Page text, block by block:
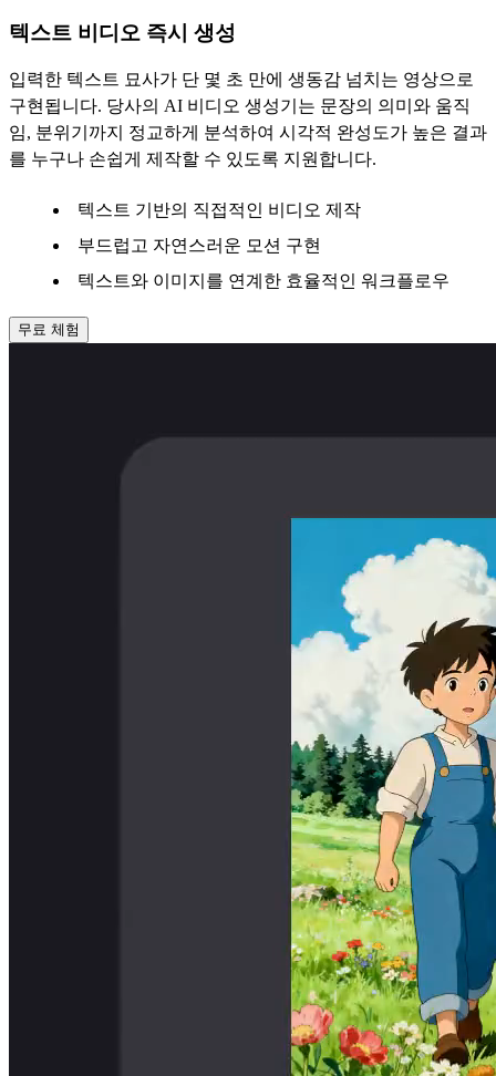
텍스트 비디오 즉시 생성
입력한 텍스트 묘사가 단 몇 초 만에 생동감 넘치는 영상으로
구현됩니다. 당사의 AI 비디오 생성기는 문장의 의미와 움직
임, 분위기까지 정교하게 분석하여 시각적 완성도가 높은 결과
를 누구나 손쉽게 제작할 수 있도록 지원합니다.
텍스트 기반의 직접적인 비디오 제작
부드럽고 자연스러운 모션 구현
텍스트와 이미지를 연계한 효율적인 워크플로우
무료 체험